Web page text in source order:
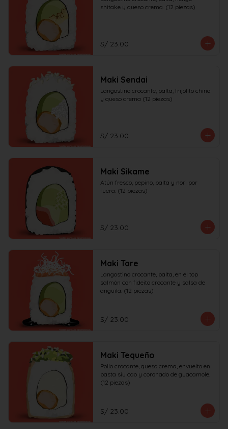
shitake y queso crema. (12 piezas)
S/ 23.00
Maki Sendai
Langostino crocante, palta, frijolito chino
y queso crema (12 piezas)
S/ 23.00
Maki Sikame
Atún fresco, pepino, palta y nori por
fuera. (12 piezas)
S/ 23.00
Maki Tare
Langostino crocante, palta, en el top
salmón con fideito crocante y salsa de
anguila. (12 piezas)
S/ 23.00
Maki Tequeño
Pollo crocante, queso crema, envuelto en
pasta siu cao y coronado de guacamole.
(12 piezas)
S/ 23.00